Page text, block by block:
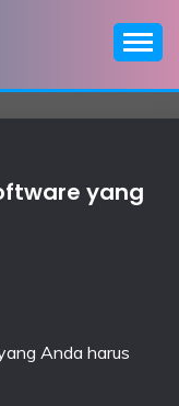
yang
Anda harus